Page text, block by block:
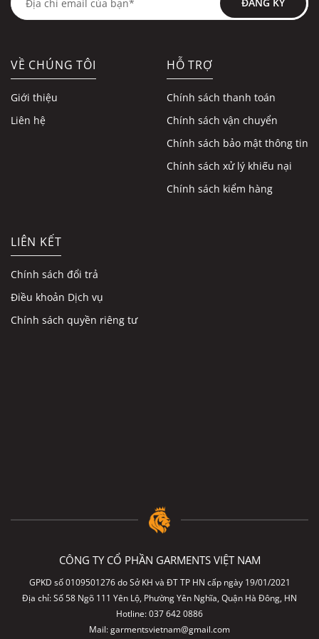
Lecardoluôn là địa chỉ tin cậy cho những người yêu thời
VỀ CHÚNG TÔI
Giới thiệu
Liên hệ
HỖ TRỢ
Chính sách thanh toán
Chính sách vận chuyển
Chính sách bảo mật thông tin
Chính sách xử lý khiếu nại
Chính sách kiểm hàng
LIÊN KẾT
Chính sách đổi trả
Điều khoản Dịch vụ
Chính sách quyền riêng tư
CÔNG TY CỔ PHẦN GARMENTS VIỆT NAM
GPKD số 0109501276 do Sở KH và ĐT TP HN cấp ngày 19/01/2021
Địa chỉ: Số 58 Ngõ 111 Yên Lộ, Phường Yên Nghĩa, Quận Hà Đông, HN
Hotline:037 642 0886
Mail:garmentsvietnam@gmail.com